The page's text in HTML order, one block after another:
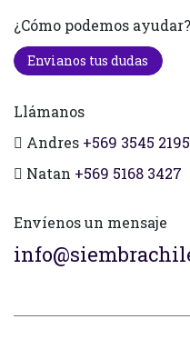
¿Cómo podemos ayudar?
Envianos tus dudas
Llámanos
Andres +569 3545 2195
Natan +569 5168 3427
Envíenos un mensaje